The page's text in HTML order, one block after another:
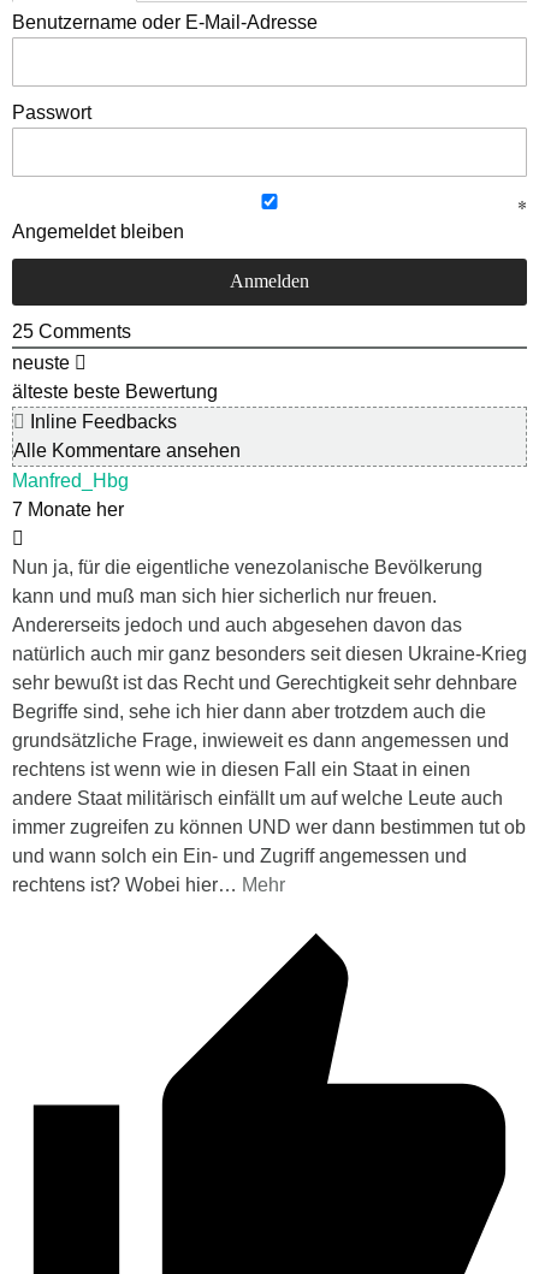
Benutzername oder E-Mail-Adresse
Passwort
Angemeldet bleiben
25 Comments
neuste
älteste beste Bewertung
Inline Feedbacks
Alle Kommentare ansehen
Manfred_Hbg
7 Monate her
Nun ja, für die eigentliche venezolanische Bevölkerung
kann und muß man sich hier sicherlich nur freuen.
Andererseits jedoch und auch abgesehen davon das
natürlich auch mir ganz besonders seit diesen Ukraine-Krieg
sehr bewußt ist das Recht und Gerechtigkeit sehr dehnbare
Begriffe sind, sehe ich hier dann aber trotzdem auch die
grundsätzliche Frage, inwieweit es dann angemessen und
rechtens ist wenn wie in diesen Fall ein Staat in einen
andere Staat militärisch einfällt um auf welche Leute auch
immer zugreifen zu können UND wer dann bestimmen tut ob
und wann solch ein Ein- und Zugriff angemessen und
rechtens ist? Wobei hier… Mehr